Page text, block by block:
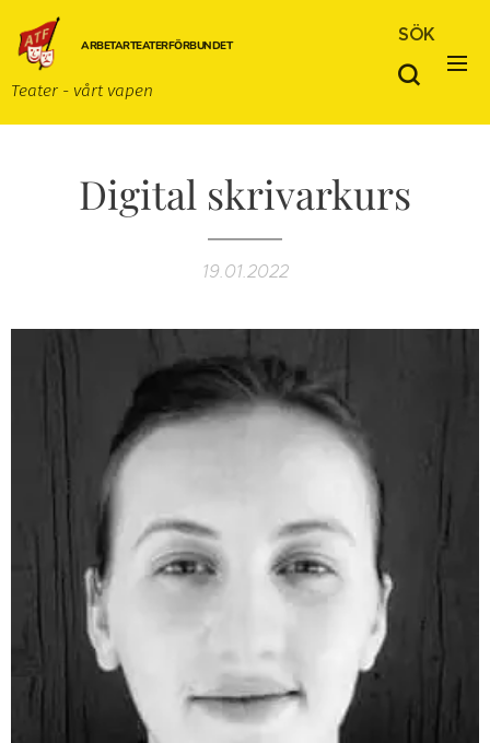
ARBETARTEATERFÖRBUNDET
Teater - vårt vapen
SÖK
Digital skrivarkurs
19.01.2022